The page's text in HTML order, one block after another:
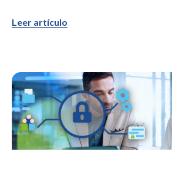
Leer artículo